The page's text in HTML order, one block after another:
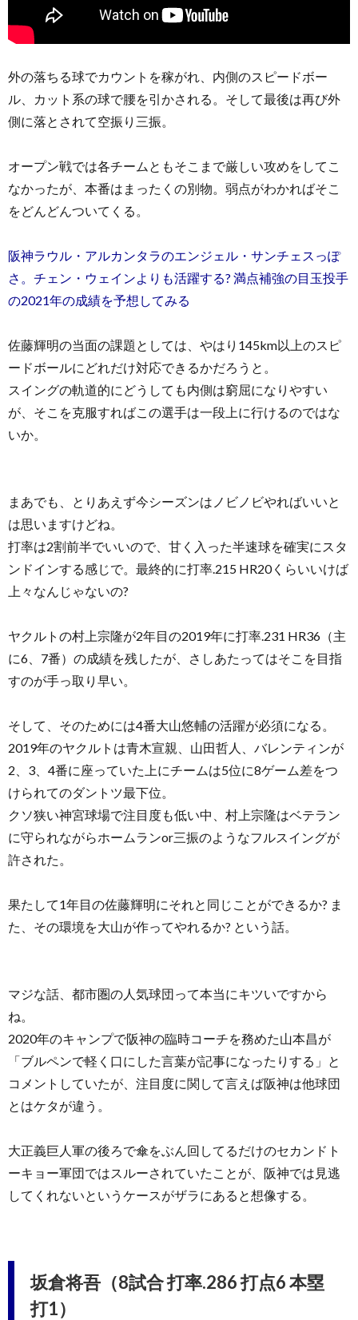
外の落ちる球でカウントを稼がれ、内側のスピードボー
ル、カット系の球で腰を引かされる。そして最後は再び外
側に落とされて空振り三振。
オープン戦では各チームともそこまで厳しい攻めをしてこ
なかったが、本番はまったくの別物。弱点がわかればそこ
をどんどんついてくる。
阪神ラウル・アルカンタラのエンジェル・サンチェスっぽ
さ。チェン・ウェインよりも活躍する? 満点補強の目玉投手
の2021年の成績を予想してみる
佐藤輝明の当面の課題としては、やはり145km以上のスピ
ードボールにどれだけ対応できるかだろうと。
スイングの軌道的にどうしても内側は窮屈になりやすい
が、そこを克服すればこの選手は一段上に行けるのではな
いか。
まあでも、とりあえず今シーズンはノビノビやればいいと
は思いますけどね。
打率は2割前半でいいので、甘く入った半速球を確実にスタ
ンドインする感じで。最終的に打率.215 HR20くらいいけば
上々なんじゃないの?
ヤクルトの村上宗隆が2年目の2019年に打率.231 HR36（主
に6、7番）の成績を残したが、さしあたってはそこを目指
すのが手っ取り早い。
そして、そのためには4番大山悠輔の活躍が必須になる。
2019年のヤクルトは青木宣親、山田哲人、バレンティンが
2、3、4番に座っていた上にチームは5位に8ゲーム差をつ
けられてのダントツ最下位。
クソ狭い神宮球場で注目度も低い中、村上宗隆はベテラン
に守られながらホームランor三振のようなフルスイングが
許された。
果たして1年目の佐藤輝明にそれと同じことができるか? ま
た、その環境を大山が作ってやれるか? という話。
マジな話、都市圏の人気球団って本当にキツいですから
ね。
2020年のキャンプで阪神の臨時コーチを務めた山本昌が
「ブルペンで軽く口にした言葉が記事になったりする」と
コメントしていたが、注目度に関して言えば阪神は他球団
とはケタが違う。
大正義巨人軍の後ろで傘をぶん回してるだけのセカンドト
ーキョー軍団ではスルーされていたことが、阪神では見逃
してくれないというケースがザラにあると想像する。
坂倉将吾（8試合 打率.286 打点6 本塁
打1）